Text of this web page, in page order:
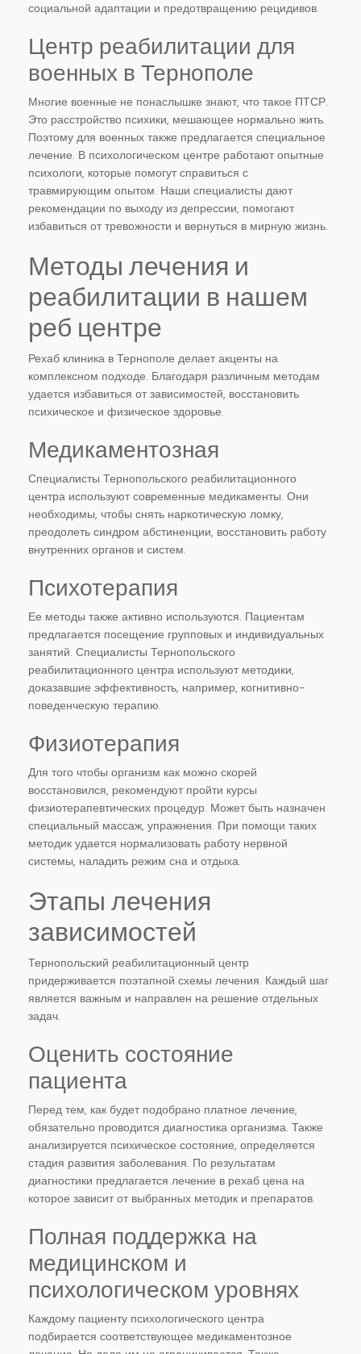
социальной адаптации и предотвращению рецидивов.
Центр реабилитации для
военных в Тернополе
Многие военные не понаслышке знают, что такое ПТСР.
Это расстройство психики, мешающее нормально жить.
Поэтому для военных также предлагается специальное
лечение. В психологическом центре работают опытные
психологи, которые помогут справиться с
травмирующим опытом. Наши специалисты дают
рекомендации по выходу из депрессии, помогают
избавиться от тревожности и вернуться в мирную жизнь.
Методы лечения и
реабилитации в нашем
реб центре
Рехаб клиника в Тернополе делает акценты на
комплексном подходе. Благодаря различным методам
удается избавиться от зависимостей, восстановить
психическое и физическое здоровье.
Медикаментозная
Специалисты Тернопольского реабилитационного
центра используют современные медикаменты. Они
необходимы, чтобы снять наркотическую ломку,
преодолеть синдром абстиненции, восстановить работу
внутренних органов и систем.
Психотерапия
Ее методы также активно используются. Пациентам
предлагается посещение групповых и индивидуальных
занятий. Специалисты Тернопольского
реабилитационного центра используют методики,
доказавшие эффективность, например, когнитивно-
поведенческую терапию.
Физиотерапия
Для того чтобы организм как можно скорей
восстановился, рекомендуют пройти курсы
физиотерапевтических процедур. Может быть назначен
специальный массаж, упражнения. При помощи таких
методик удается нормализовать работу нервной
системы, наладить режим сна и отдыха.
Этапы лечения
зависимостей
Тернопольский реабилитационный центр
придерживается поэтапной схемы лечения. Каждый шаг
является важным и направлен на решение отдельных
задач.
Оценить состояние
пациента
Перед тем, как будет подобрано платное лечение,
обязательно проводится диагностика организма. Также
анализируется психическое состояние, определяется
стадия развития заболевания. По результатам
диагностики предлагается лечение в рехаб цена на
которое зависит от выбранных методик и препаратов.
Полная поддержка на
медицинском и
психологическом уровнях
Каждому пациенту психологического центра
подбирается соответствующее медикаментозное